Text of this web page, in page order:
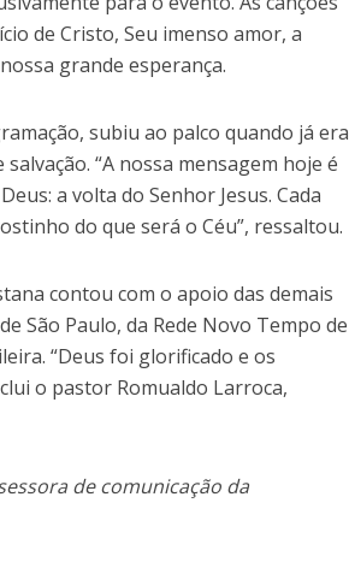
de Cristo, Seu imenso amor, a
grande esperança.
subiu ao palco quando já era
“A nossa mensagem hoje é
a volta do Senhor Jesus. Cada
do que será o Céu”, ressaltou.
contou com o apoio das demais
São Paulo, da Rede Novo Tempo de
“Deus foi glorificado e os
o pastor Romualdo Larroca,
de comunicação da